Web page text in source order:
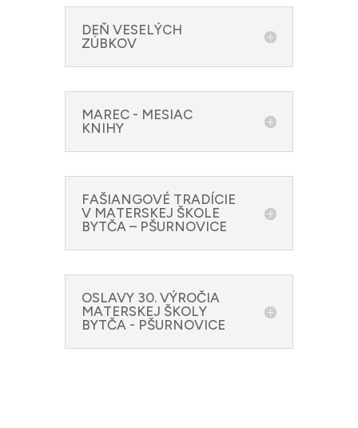
DEŇ VESELÝCH
ZÚBKOV
MAREC - MESIAC
KNIHY
FAŠIANGOVÉ TRADÍCIE
V MATERSKEJ ŠKOLE
BYTČA – PŠURNOVICE
OSLAVY 30. VÝROČIA
MATERSKEJ ŠKOLY
BYTČA - PŠURNOVICE